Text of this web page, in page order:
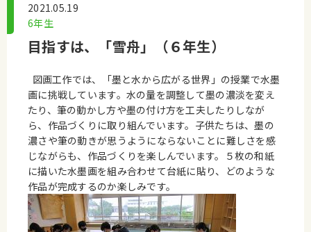
2021.05.19
6年生
目指すは、「雪舟」（６年生）
図画工作では、「墨と水から広がる世界」の授業で水墨
画に挑戦しています。水の量を調整して墨の濃淡を変え
たり、筆の動かし方や墨の付け方を工夫したりしなが
ら、作品づくりに取り組んでいます。子供たちは、墨の
濃さや筆の動きが思うようにならないことに難しさを感
じながらも、作品づくりを楽しんでいます。５枚の和紙
に描いた水墨画を組み合わせて台紙に貼り、どのような
作品が完成するのか楽しみです。